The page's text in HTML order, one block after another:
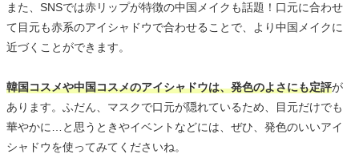
また、SNSでは赤リップが特徴の中国メイクも話題！口元に合わせ
て目元も赤系のアイシャドウで合わせることで、より中国メイクに
近づくことができます。
韓国コスメや中国コスメのアイシャドウは、発色のよさにも定評が
あります。ふだん、マスクで口元が隠れているため、目元だけでも
華やかに…と思うときやイベントなどには、ぜひ、発色のいいアイ
シャドウを使ってみてくださいね。